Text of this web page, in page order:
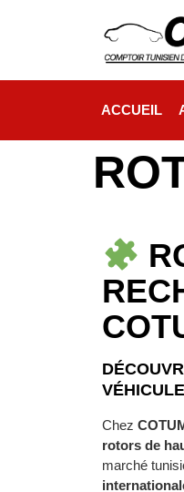
ACCUEIL
Chez
rotors de
marché